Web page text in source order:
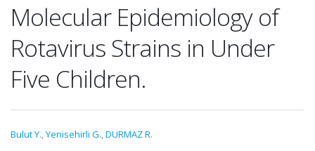
Molecular Epidemiology of
Rotavirus Strains in Under
Five Children.
Bulut Y.,Yenisehirli G.,DURMAZ R.